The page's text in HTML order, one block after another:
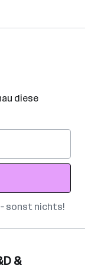
diese
sonst nichts!
&